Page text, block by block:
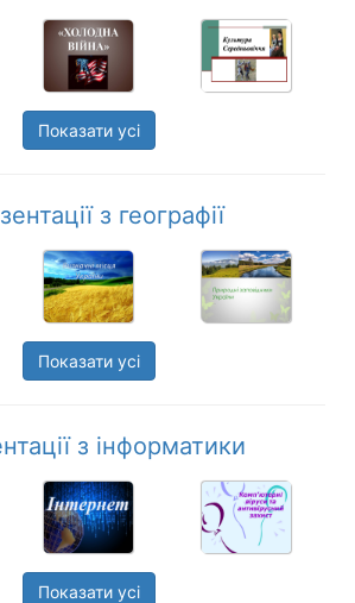
Показати усі
з географії
Показати усі
з інформатики
Показати усі